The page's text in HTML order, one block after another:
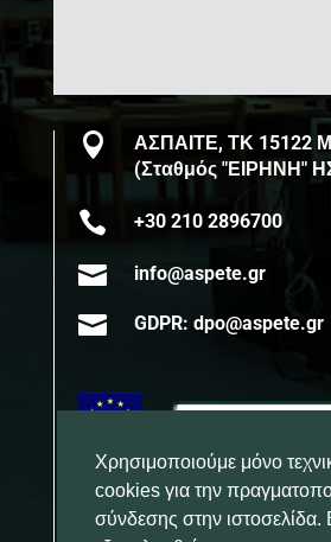

ΑΣΠΑΙΤΕ, ΤΚ 15122
(Σταθμός "ΕΙΡΗΝΗ"
 +30 210 2896700
 info@aspete.gr
 GDPR: dpo@aspete.gr
Χρησιμοποιούμε μόνο
cookies για την
σύνδεσης στην